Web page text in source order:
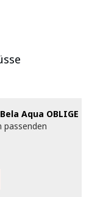
Bela Aqua OBLIGE
passenden